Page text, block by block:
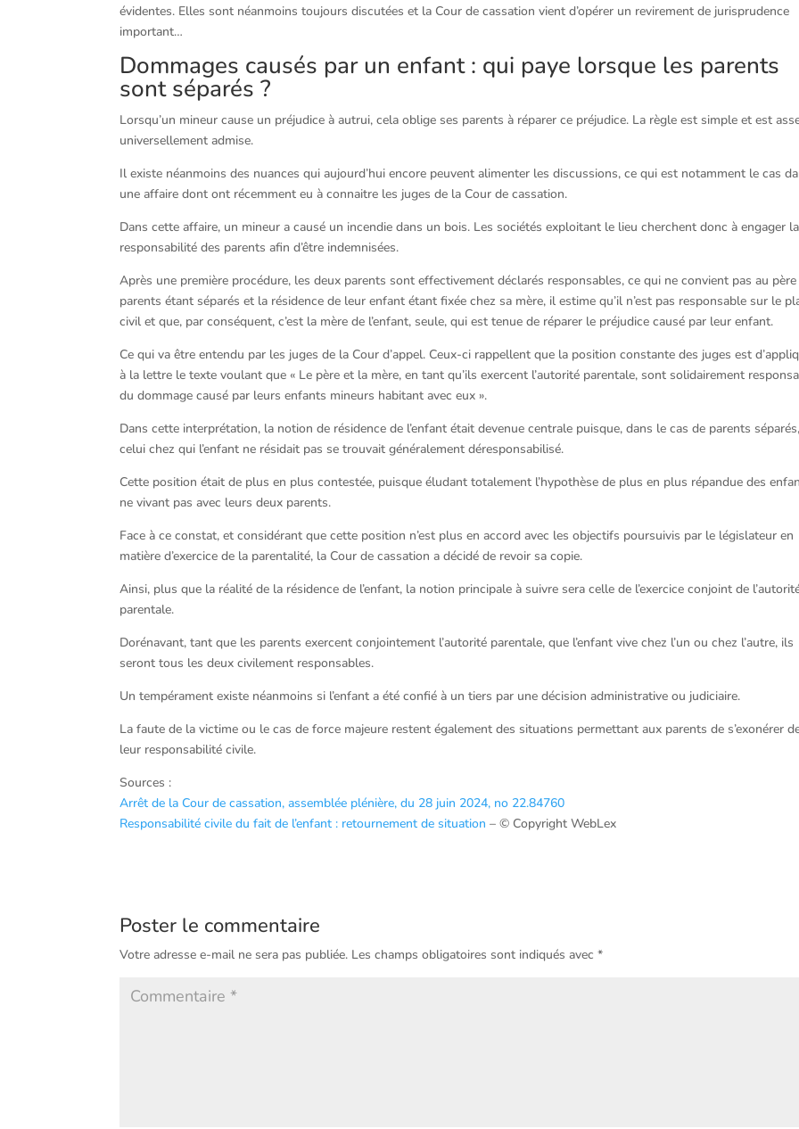
évidentes. Elles sont néanmoins toujours discutées et la Cour de cassation vient d’opérer un revirement de jurisprudence
important…
Dommages causés par un enfant : qui paye lorsque les parents
sont séparés ?
Lorsqu’un mineur cause un préjudice à autrui, cela oblige ses parents à réparer ce préjudice. La règle est simple et est
universellement admise.
Il existe néanmoins des nuances qui aujourd’hui encore peuvent alimenter les discussions, ce qui est notamment le cas
une affaire dont ont récemment eu à connaitre les juges de la Cour de cassation.
Dans cette affaire, un mineur a causé un incendie dans un bois. Les sociétés exploitant le lieu cherchent donc à engager la
responsabilité des parents afin d’être indemnisées.
Après une première procédure, les deux parents sont effectivement déclarés responsables, ce qui ne convient pas au père
parents étant séparés et la résidence de leur enfant étant fixée chez sa mère, il estime qu’il n’est pas responsable sur le
civil et que, par conséquent, c’est la mère de l’enfant, seule, qui est tenue de réparer le préjudice causé par leur enfant.
Ce qui va être entendu par les juges de la Cour d’appel. Ceux-ci rappellent que la position constante des juges est
à la lettre le texte voulant que « Le père et la mère, en tant qu’ils exercent l’autorité parentale, sont solidairement
du dommage causé par leurs enfants mineurs habitant avec eux ».
Dans cette interprétation, la notion de résidence de l’enfant était devenue centrale puisque, dans le cas de parents séparés,
celui chez qui l’enfant ne résidait pas se trouvait généralement déresponsabilisé.
Cette position était de plus en plus contestée, puisque éludant totalement l’hypothèse de plus en plus répandue des
ne vivant pas avec leurs deux parents.
Face à ce constat, et considérant que cette position n’est plus en accord avec les objectifs poursuivis par le législateur en
matière d’exercice de la parentalité, la Cour de cassation a décidé de revoir sa copie.
Ainsi, plus que la réalité de la résidence de l’enfant, la notion principale à suivre sera celle de l’exercice conjoint de
parentale.
Dorénavant, tant que les parents exercent conjointement l’autorité parentale, que l’enfant vive chez l’un ou chez l’autre, ils
seront tous les deux civilement responsables.
Un tempérament existe néanmoins si l’enfant a été confié à un tiers par une décision administrative ou judiciaire.
La faute de la victime ou le cas de force majeure restent également des situations permettant aux parents de s’exonérer
leur responsabilité civile.
Sources :
Arrêt de la Cour de cassation, assemblée plénière, du 28 juin 2024, no 22.84760
Responsabilité civile du fait de l’enfant : retournement de situation – © Copyright WebLex
Poster le commentaire
Votre adresse e-mail ne sera pas publiée. Les champs obligatoires sont indiqués avec*